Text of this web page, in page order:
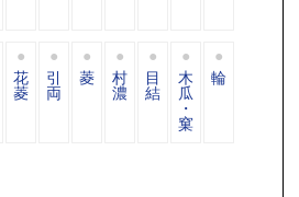
花
菱
引
両
菱 村
濃
目
結
木
瓜
・
窠
輪